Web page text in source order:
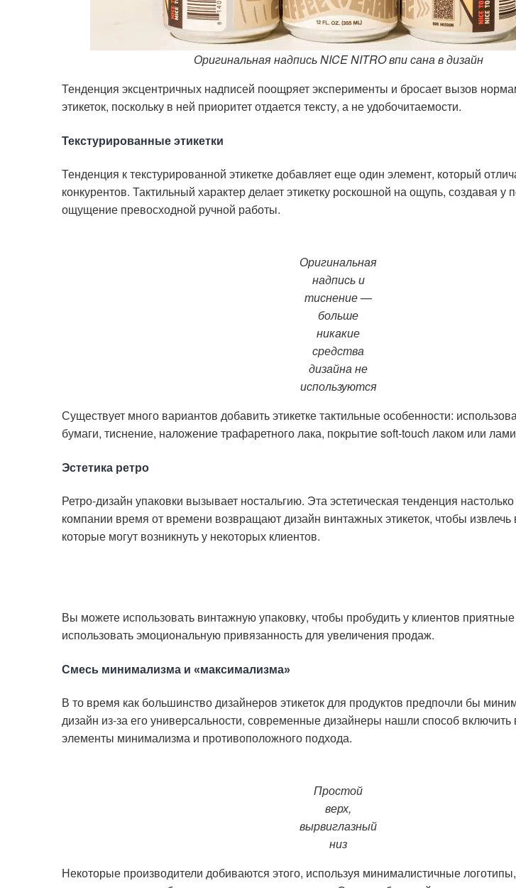
Оригинальная надпись NICE NITRO впи сана в дизайн
Тенденция эксцентричных надписей поощряет эксперименты и бросает вызов
этикеток, поскольку в ней приоритет отдается тексту, а не удобочитаемости.
Текстурированные этикетки
Тенденция к текстурированной этикетке добавляет еще один элемент, который
конкурентов. Тактильный характер делает этикетку роскошной на ощупь, создавая у
ощущение превосходной ручной работы.
Оригинальная
надпись и
тиснение —
больше
никакие
средства
дизайна не
используются
Существует много вариантов добавить этикетке тактильные особенности:
бумаги, тиснение, наложение трафаретного лака, покрытие soft-touch лаком или
Эстетика ретро
Ретро-дизайн упаковки вызывает ностальгию. Эта эстетическая тенденция
компании время от времени возвращают дизайн винтажных этикеток, чтобы извлечь
которые могут возникнуть у некоторых клиентов.
Вы можете использовать винтажную упаковку, чтобы пробудить у клиентов
использовать эмоциональную привязанность для увеличения продаж.
Смесь минимализма и «максимализма»
В то время как большинство дизайнеров этикеток для продуктов предпочли бы
дизайн из-за его универсальности, современные дизайнеры нашли способ включить
элементы минимализма и противоположного подхода.
Простой
верх,
вырвиглазный
низ
Некоторые производители добиваются этого, используя минималистичные